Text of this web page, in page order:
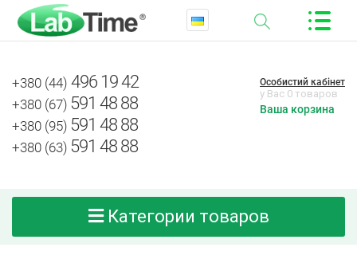
+380 (44) 496 19 42
+380 (67) 591 48 88
+380 (95) 591 48 88
+380 (63) 591 48 88
Особистий кабінет
у Вас 0 товаров
Ваша корзина
Категории товаров